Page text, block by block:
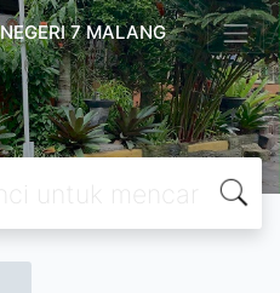
7 MALANG